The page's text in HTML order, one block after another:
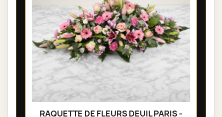
RAQUETTE DE FLEURS DEUIL PARIS -